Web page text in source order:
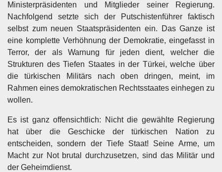
Ministerpräsidenten und Mitglieder seiner Regierung.
Nachfolgend setzte sich der Putschistenführer faktisch
selbst zum neuen Staatspräsidenten ein. Das Ganze ist
eine komplette Verhöhnung der Demokratie, eingefasst in
Terror, der als Warnung für jeden dient, welcher die
Strukturen des Tiefen Staates in der Türkei, welche über
die türkischen Militärs nach oben dringen, meint, im
Rahmen eines demokratischen Rechtsstaates einhegen zu
wollen.
Es ist ganz offensichtlich: Nicht die gewählte Regierung
hat über die Geschicke der türkischen Nation zu
entscheiden, sondern der Tiefe Staat! Seine Arme, um
Macht zur Not brutal durchzusetzen, sind das Militär und
der Geheimdienst.